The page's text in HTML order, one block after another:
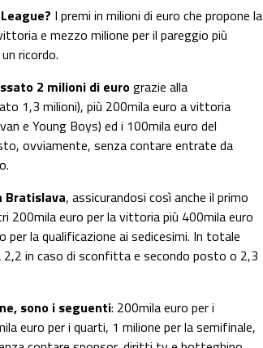
I premi in milioni di euro che propone la
e mezzo milione per il pareggio più
ricordo.
2 milioni di eurograzie alla
1,3 milioni), più 200mila euro a vittoria
e Young Boys) ed i 100mila euro del
ovviamente, senza contare entrate da
Bratislava, assicurandosi così anche il primo
200mila euro per la vittoria più 400mila euro
la qualificazione ai sedicesimi. In totale
2,2 in caso di sconfitta e secondo posto o 2,3
sono i seguenti: 200mila euro per i
euro per i quarti, 1 milione per la semifinale,